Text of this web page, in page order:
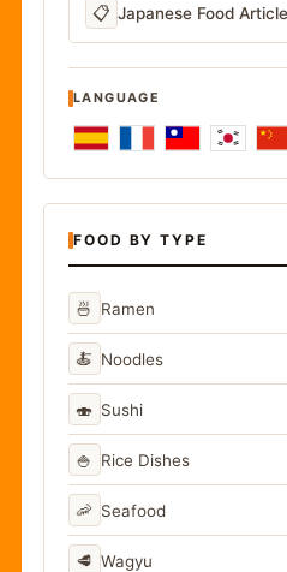
📋 Japanese Food
LANGUAGE
FOOD BY TYPE
🍜 Ramen
🍝 Noodles
🍣 Sushi
🍚 Rice Dishes
🦐 Seafood
🥩 Wagyu